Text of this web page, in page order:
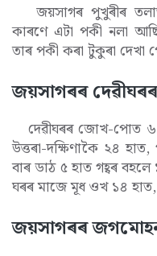
জয়সাগৰ পুখুৰীৰ
কাৰণে এটা পকী নলা
তাৰ পকী কৰা টুকুৰা দেখা
জয়সাগৰৰ
দেৱীঘৰৰ জোখ-পোত ৬
উত্তৰা-দক্ষিণাকৈ ২৪
বাৰ ডাঠ ৫ হাত গহ্বৰ
ঘৰৰ মাজে মূধ ওখ ১৪ হাত,
জয়সাগৰৰ